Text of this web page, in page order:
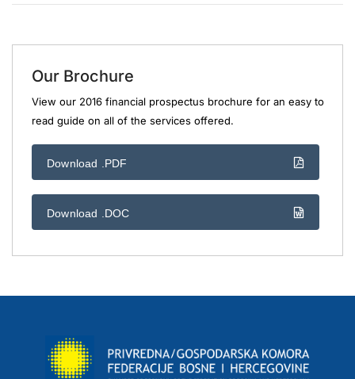
Our Brochure
View our 2016 financial prospectus brochure for an easy to
read guide on all of the services offered.
Download .PDF
Download .DOC